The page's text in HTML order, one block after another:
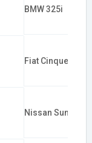
BMW 325i
Fiat Cinquecento
Nissan Sunny